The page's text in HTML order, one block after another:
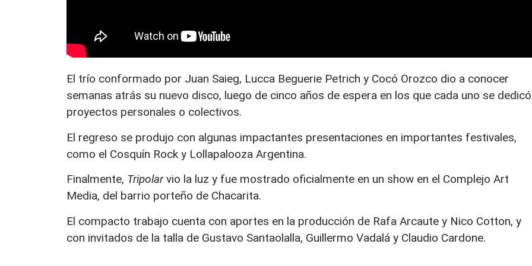
El trío conformado por Juan Saieg, Lucca Beguerie Petrich y Cocó Orozco dio a conocer
semanas atrás su nuevo disco, luego de cinco años de espera en los que cada uno se
proyectos personales o colectivos.
El regreso se produjo con algunas impactantes presentaciones en importantes festivales,
como el Cosquín Rock y Lollapalooza Argentina.
Finalmente, Tripolarvio la luz y fue mostrado oficialmente en un show en el Complejo Art
Media, del barrio porteño de Chacarita.
El compacto trabajo cuenta con aportes en la producción de Rafa Arcaute y Nico Cotton, y
con invitados de la talla de Gustavo Santaolalla, Guillermo Vadalá y Claudio Cardone.